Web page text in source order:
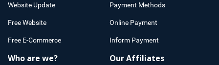
Website Update
Free Website
Free E-Commerce
Payment Methods
Online Payment
Inform Payment
Who are we? Our Affiliates